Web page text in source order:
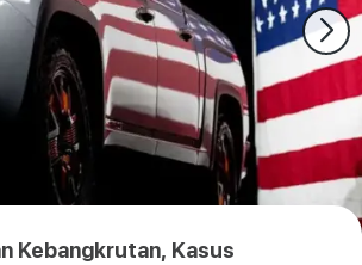
Kebangkrutan, Kasus